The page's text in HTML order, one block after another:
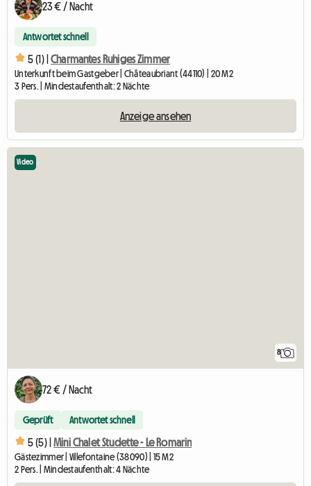
23 € / Nacht
Antwortet schnell
5 (1) | Charmantes Ruhiges Zimmer
Unterkunft beim Gastgeber | Châteaubriant (44110) | 20 M2
3 Pers. | Mindestaufenthalt: 2 Nächte
Anzeige ansehen
8
Video
72 € / Nacht
Geprüft Antwortet schnell
5 (5) | Mini Chalet Studette - Le Romarin
Gästezimmer | Villefontaine (38090) | 15 M2
2 Pers. | Mindestaufenthalt: 4 Nächte